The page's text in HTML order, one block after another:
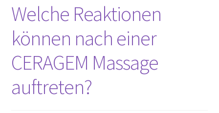
Welche Reaktionen
können nach einer
CERAGEM Massage
auftreten?